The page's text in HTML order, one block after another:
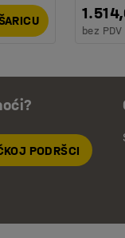
bez PDV
PODRŠCI